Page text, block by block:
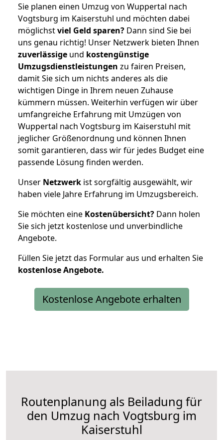
Sie planen einen Umzug von Wuppertal nach
Vogtsburg im Kaiserstuhl und möchten dabei
möglichstviel Geld sparen? Dann sind Sie bei
uns genau richtig! Unser Netzwerk bieten Ihnen
zuverlässige und kostengünstige
Umzugsdienstleistungen zu fairen Preisen,
damit Sie sich um nichts anderes als die
wichtigen Dinge in Ihrem neuen Zuhause
kümmern müssen. Weiterhin verfügen wir über
umfangreiche Erfahrung mit Umzügen von
Wuppertal nach Vogtsburg im Kaiserstuhl mit
jeglicher Größenordnung und können Ihnen
somit garantieren, dass wir für jedes Budget eine
passende Lösung finden werden.
Unser Netzwerk ist sorgfältig ausgewählt, wir
haben viele Jahre Erfahrung im Umzugsbereich.
Sie möchten eine Kostenübersicht? Dann holen
Sie sich jetzt kostenlose und unverbindliche
Angebote.
Füllen Sie jetzt das Formular aus und erhalten Sie
kostenloseAngebote.
Kostenlose Angebote erhalten
Routenplanung als Beiladung für
den Umzug nach Vogtsburg im
Kaiserstuhl